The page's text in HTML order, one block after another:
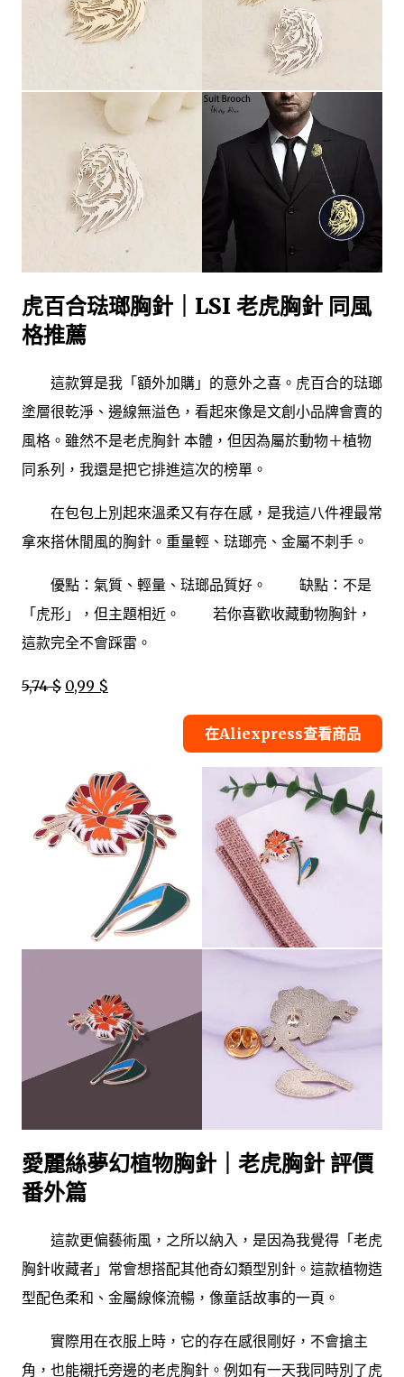
虎百合琺瑯胸針｜LSI 老虎胸針 同風
格推薦
這款算是我「額外加購」的意外之喜。虎百合的琺瑯
塗層很乾淨、邊線無溢色，看起來像是文創小品牌會賣的
風格。雖然不是老虎胸針 本體，但因為屬於動物＋植物
同系列，我還是把它排進這次的榜單。
在包包上別起來溫柔又有存在感，是我這八件裡最常
拿來搭休閒風的胸針。重量輕、琺瑯亮、金屬不刺手。
優點：氣質、輕量、琺瑯品質好。 缺點：不是
「虎形」，但主題相近。 若你喜歡收藏動物胸針，
這款完全不會踩雷。
5,74 $ 0,99 $
在Aliexpress查看商品
愛麗絲夢幻植物胸針｜老虎胸針 評價
番外篇
這款更偏藝術風，之所以納入，是因為我覺得「老虎
胸針收藏者」常會想搭配其他奇幻類型別針。這款植物造
型配色柔和、金屬線條流暢，像童話故事的一頁。
實際用在衣服上時，它的存在感很剛好，不會搶主
角，也能襯托旁邊的老虎胸針。例如有一天我同時別了虎